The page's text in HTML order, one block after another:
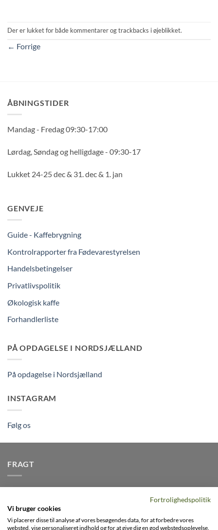
Der er lukket for både kommentarer og trackbacks i øjeblikket.
← Forrige
ÅBNINGSTIDER
Mandag - Fredag 09:30-17:00
Lørdag, Søndag og helligdage - 09:30-17
Lukket 24-25 dec & 31. dec & 1. jan
GENVEJE
Guide - Kaffebrygning
Kontrolrapporter fra Fødevarestyrelsen
Handelsbetingelser
Privatlivspolitik
Økologisk kaffe
Forhandlerliste
PÅ OPDAGELSE I NORDSJÆLLAND
På opdagelse i Nordsjælland
INSTAGRAM
Følg os
FRAGT
på alle pakker - Husk der er fri
levering på alle ordre over DKK395
Fortrolighedspolitik
Vi bruger cookies
Vi placerer disse til analyse af vores besøgendes data, for at forbedre vores
websted, vise personaliseret indhold og for at give dig en god webstedsoplevelse.